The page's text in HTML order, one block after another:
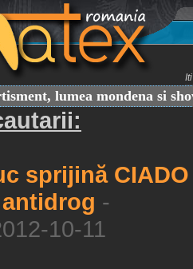
lumea mondena si
sprijină CIADO
-
10-11